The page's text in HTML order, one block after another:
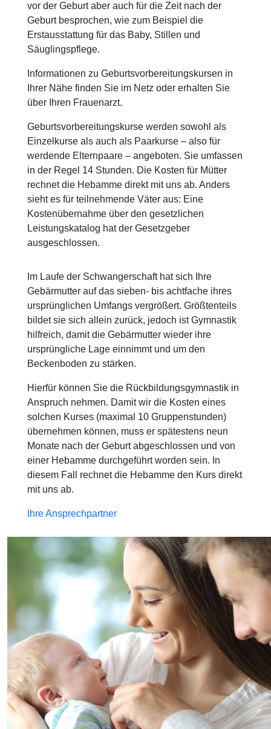
vor der Geburt aber auch für die Zeit nach der
Geburt besprochen, wie zum Beispiel die
Erstausstattung für das Baby, Stillen und
Säuglingspflege.
Informationen zu Geburtsvorbereitungskursen in
Ihrer Nähe finden Sie im Netz oder erhalten Sie
über Ihren Frauenarzt.
Geburtsvorbereitungskurse werden sowohl als
Einzelkurse als auch als Paarkurse – also für
werdende Elternpaare – angeboten. Sie umfassen
in der Regel 14 Stunden. Die Kosten für Mütter
rechnet die Hebamme direkt mit uns ab. Anders
sieht es für teilnehmende Väter aus: Eine
Kostenübernahme über den gesetzlichen
Leistungskatalog hat der Gesetzgeber
ausgeschlossen.
Im Laufe der Schwangerschaft hat sich Ihre
Gebärmutter auf das sieben- bis achtfache ihres
ursprünglichen Umfangs vergrößert. Größtenteils
bildet sie sich allein zurück, jedoch ist Gymnastik
hilfreich, damit die Gebärmutter wieder ihre
ursprüngliche Lage einnimmt und um den
Beckenboden zu stärken.
Hierfür können Sie die Rückbildungsgymnastik in
Anspruch nehmen. Damit wir die Kosten eines
solchen Kurses (maximal 10 Gruppenstunden)
übernehmen können, muss er spätestens neun
Monate nach der Geburt abgeschlossen und von
einer Hebamme durchgeführt worden sein. In
diesem Fall rechnet die Hebamme den Kurs direkt
mit uns ab.
Ihre Ansprechpartner